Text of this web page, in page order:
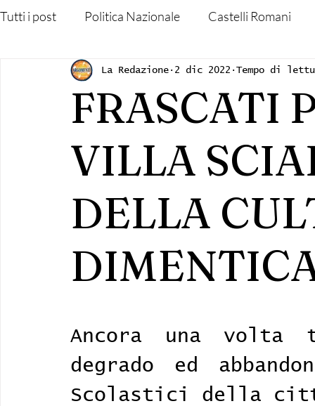
Tutti i post Politica Nazionale Castelli Romani
Roma Capitale Regione Lazio Associazioni
Religione Monteporzio Catone Partner
FRASCATI
VILLA
DELLA
La Redazione 2 dic 2022 Tempo di
Ancora una volta
degrado ed
Scolastici della